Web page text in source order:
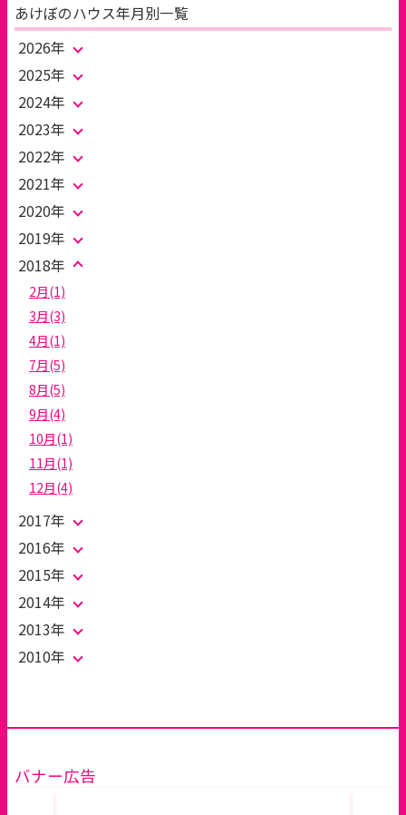
あけぼのハウス年月別一覧
2026年
2025年
2024年
2023年
2022年
2021年
2020年
2019年
2018年
2月(1)
3月(3)
4月(1)
7月(5)
8月(5)
9月(4)
10月(1)
11月(1)
12月(4)
2017年
2016年
2015年
2014年
2013年
2010年
バナー広告